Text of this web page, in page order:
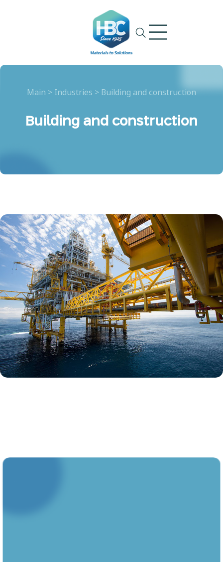
Main > Industries > Building and construction
Building and construction